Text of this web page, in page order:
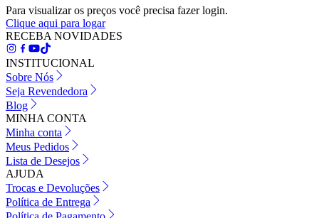
Para visualizar os preços você precisa fazer login.
Clique aqui para logar
RECEBA NOVIDADES
INSTITUCIONAL
Sobre Nós
Seja Revendedora
Blog
MINHA CONTA
Minha conta
Meus Pedidos
Lista de Desejos
AJUDA
Trocas e Devoluções
Política de Entrega